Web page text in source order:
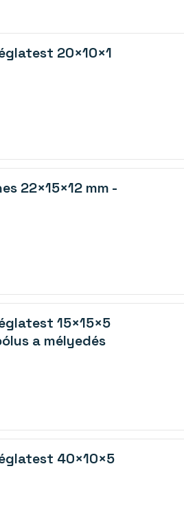
20×10×1
22×15×12 mm -
15×15×5
a mélyedés
40×10×5